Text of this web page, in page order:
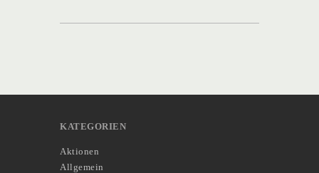
KATEGORIEN
Aktionen
Allgemein